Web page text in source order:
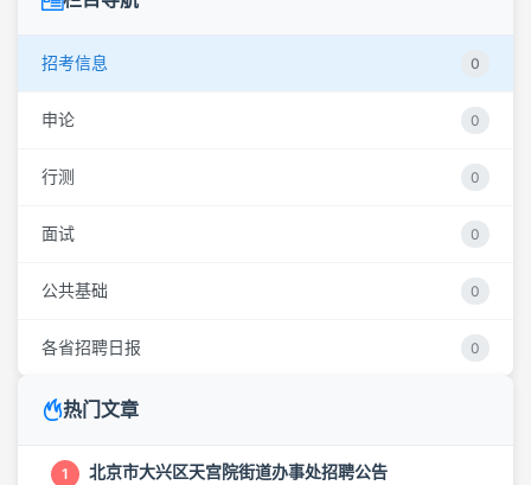
招考信息 0
申论 0
行测 0
面试 0
公共基础 0
各省招聘日报 0
热门文章
1 北京市大兴区天宫院街道办事处招聘公告